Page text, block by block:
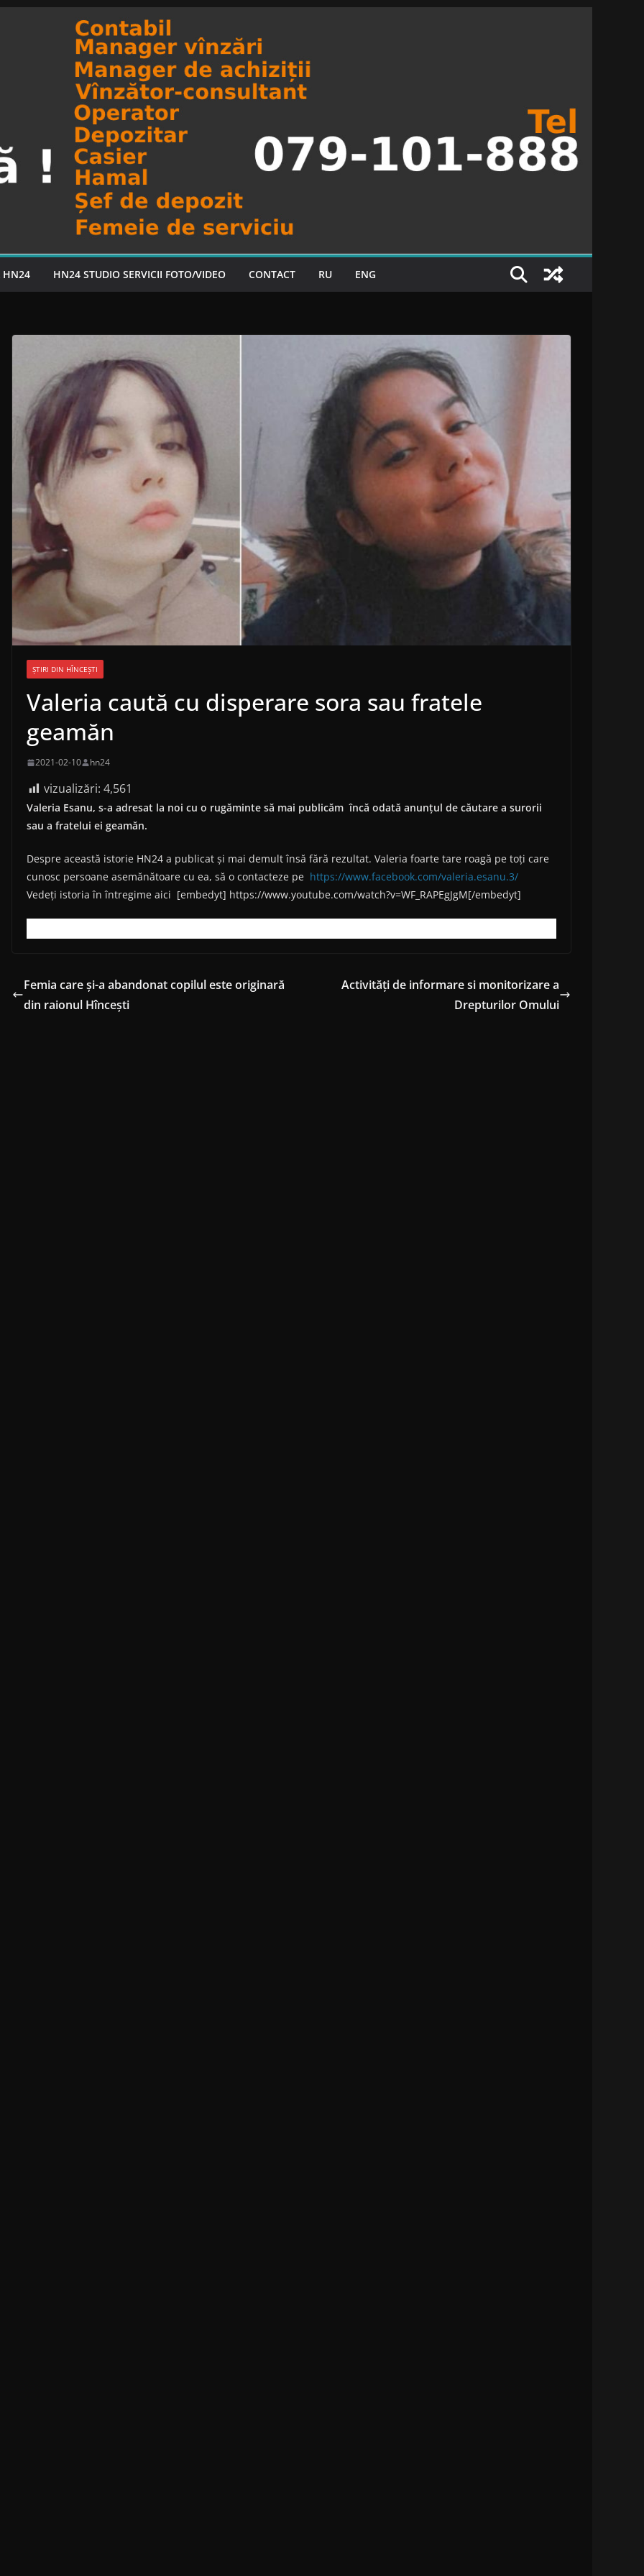
HN24 HN24 STUDIO SERVICII FOTO/VIDEO CONTACT RU ENG
ȘTIRI DIN HÎNCEȘTI
Valeria caută cu disperare sora sau fratele
geamăn
2021-02-10 hn24
vizualizări: 4,561
Valeria Esanu, s-a adresat la noi cu o rugăminte să mai publicăm încă odată anunțul de căutare a surorii
sau a fratelui ei geamăn.
Despre această istorie HN24 a publicat și mai demult însă fără rezultat. Valeria foarte tare roagă pe toți care
cunosc persoane asemănătoare cu ea, să o contacteze pe https://www.facebook.com/valeria.esanu.3/
Vedeți istoria în întregime aici [embedyt] https://www.youtube.com/watch?v=WF_RAPEgJgM[/embedyt]
Femia care și-a abandonat copilul este originară
din raionul Hîncești
Activități de informare si monitorizare a
Drepturilor Omului